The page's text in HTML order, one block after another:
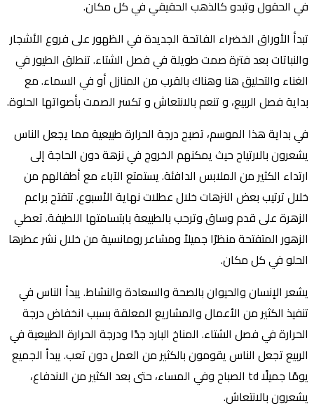
في الحقول وتبدو كالذهب الحقيقي في كل مكان.
تبدأ الأوراق الخضراء الفاتحة الجديدة في الظهور على فروع الأشجار
والنباتات بعد فترة صمت طويلة في فصل الشتاء. تنطلق الطيور في
الغناء والتحليق هنا وهناك بالقرب من المنازل أو في السماء. مع
بداية فصل الربيع، و تنعم بالانتعاش و تكسر الصمت بأصواتها الحلوة.
في بداية هذا الموسم، تصبح درجة الحرارة طبيعية مما يجعل الناس
يشعرون بالارتياح حيث يمكنهم الخروج في نزهة دون الحاجة إلى
ارتداء الكثير من الملابس الدافئة. يستمتع الآباء مع أطفالهم من
خلال ترتيب بعض النزهات خلال عطلات نهاية الأسبوع. تتفتح براعم
الزهرة على قدم وساق وترحب بالطبيعة بابتسامتها اللطيفة. تعطي
الزهور المتفتحة منظرًا جميلاً ومشاعر رومانسية من خلال نشر عطرها
الحلو في كل مكان.
يشعر الإنسان والحيوان بالصحة والسعادة والنشاط. يبدأ الناس في
تنفيذ الكثير من الأعمال والمشاريع المعلقة بسبب انخفاض درجة
الحرارة في فصل الشتاء. المناخ البارد جدًا ودرجة الحرارة الطبيعية في
الربيع تجعل الناس يقومون بالكثير من العمل دون تعب. يبدأ الجميع
يومًا جميلًا td الصباح وفي المساء، حتى بعد الكثير من الاندفاع،
يشعرون بالانتعاش.